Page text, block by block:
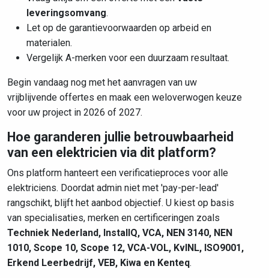
leveringsomvang.
Let op de garantievoorwaarden op arbeid en
materialen.
Vergelijk A-merken voor een duurzaam resultaat.
Begin vandaag nog met het aanvragen van uw
vrijblijvende offertes en maak een weloverwogen keuze
voor uw project in 2026 of 2027.
Hoe garanderen jullie betrouwbaarheid
van een elektricien via dit platform?
Ons platform hanteert een verificatieproces voor alle
elektriciens. Doordat admin niet met 'pay-per-lead'
rangschikt, blijft het aanbod objectief. U kiest op basis
van specialisaties, merken en certificeringen zoals
Techniek Nederland, InstallQ, VCA, NEN 3140, NEN
1010, Scope 10, Scope 12, VCA-VOL, KvINL, ISO9001,
Erkend Leerbedrijf, VEB, Kiwa en Kenteq.